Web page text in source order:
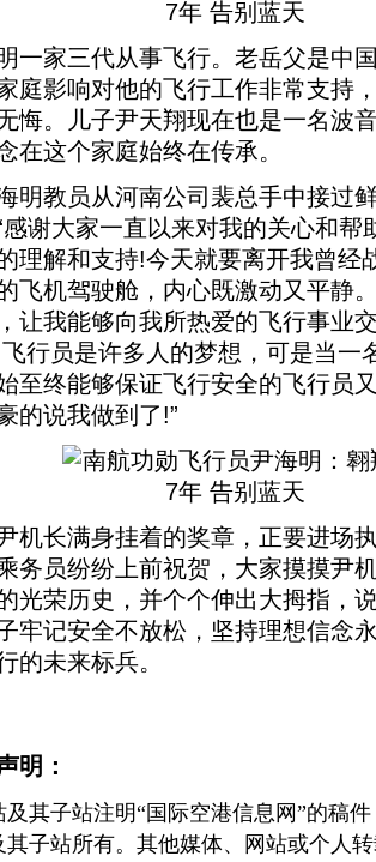
家三代从事飞行。老岳父是中
庭影响对他的飞行工作非常支持
悔。儿子尹天翔现在也是一名波
在这个家庭始终在传承。
教员从河南公司裴总手中接过
感谢大家一直以来对我的关心和帮
理解和支持!今天就要离开我曾经
飞机驾驶舱，内心既激动又平静
让我能够向我所热爱的飞行事业
行员是许多人的梦想，可是当一
至终能够保证飞行安全的飞行员
的说我做到了!”
长满身挂着的奖章，正要进场
务员纷纷上前祝贺，大家摸摸尹
光荣历史，并个个伸出大拇指，
牢记安全不放松，坚持理想信念
的未来标兵。
明：
子站注明“国际空港信息网”的稿件
其子站所有。其他媒体、网站或个人